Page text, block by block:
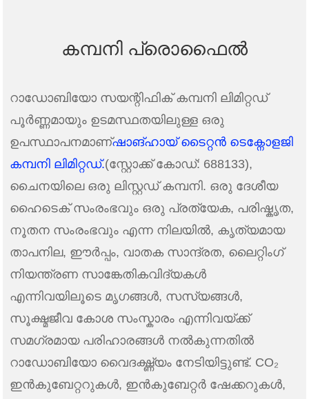
കമ്പനി പ്രൊഫൈൽ
റാഡോബിയോ സയന്റിഫിക് കമ്പനി ലിമിറ്റഡ്
പൂർണ്ണമായും ഉടമസ്ഥതയിലുള്ള ഒരു
ഉപസ്ഥാപനമാണ്ഷാങ്ഹായ് ടൈറ്റൻ ടെക്നോളജി
കമ്പനി ലിമിറ്റഡ്.(സ്റ്റോക്ക് കോഡ്: 688133),
ചൈനയിലെ ഒരു ലിസ്റ്റഡ് കമ്പനി. ഒരു ദേശീയ
ഹൈടെക് സംരംഭവും ഒരു പ്രത്യേക, പരിഷ്കൃത,
നൂതന സംരംഭവും എന്ന നിലയിൽ, കൃത്യമായ
താപനില, ഈർപ്പം, വാതക സാന്ദ്രത, ലൈറ്റിംഗ്
നിയന്ത്രണ സാങ്കേതികവിദ്യകൾ
എന്നിവയിലൂടെ മൃഗങ്ങൾ, സസ്യങ്ങൾ,
സൂക്ഷ്മജീവ കോശ സംസ്കാരം എന്നിവയ്ക്ക്
സമഗ്രമായ പരിഹാരങ്ങൾ നൽകുന്നതിൽ
റാഡോബിയോ വൈദഗ്ദ്ധ്യം നേടിയിട്ടുണ്ട്. CO₂
ഇൻകുബേറ്ററുകൾ, ഇൻകുബേറ്റർ ഷേക്കറുകൾ,